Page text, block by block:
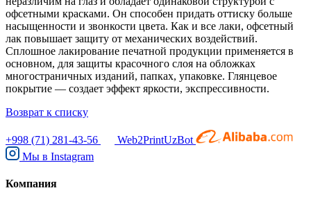
офсетными красками. Он способен придать оттиску больше
насыщенности и звонкости цвета. Как и все лаки, офсетный
лак повышает защиту от механических воздействий.
Сплошное лакирование печатной продукции применяется в
основном, для защиты красочного слоя на обложках
многостраничных изданий, папках, упаковке. Глянцевое
покрытие — создает эффект яркости, экспрессивности.
Возврат к списку
+998 (71) 281-43-56
Web2PrintUzBot
Мы в Instagram
Компания